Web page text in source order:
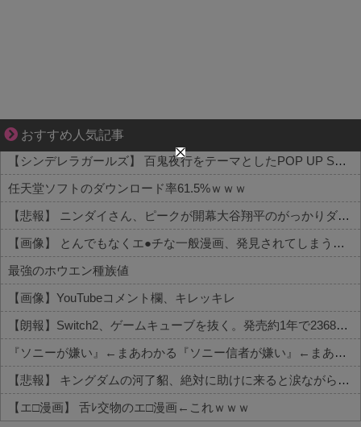
おすすめ人気記事
夫婦なのに、心が一番遠かった日々
【シンデレラガールズ】 百鬼夜行をテーマとしたPOP UP SHOPが東京・大阪にて開催
任天堂ソフトのダウンロード率61.5%ｗｗｗ
【悲報】 ニンダイさん、ピークが開幕大谷翔平のがっかりダイレクトだったと言われてしまう
【画像】 とんでもなくエ●チな一般漫画、発見されてしまう【セッ○ス描写あり】
最強のホウエン種族値
【画像】YouTubeコメント欄、キレッキレ
【朗報】Switch2、ゲームキューブを抜く。発売約1年で2368万台突破
『ソニーが嫌い』←まあわかる『ソニー信者が嫌い』←まあわかる『任天堂信者が嫌い』←まあわかる
【悲報】 キングダムの河了貂、絶対に助けに来ると涙ながらに絶叫したその日の夜に味方を死なせまくる作戦を提案するWWWWWWWWWWWWWWWWWWWWWWWWWWWW
【エ□漫画】 舌ﾚ交物のエ□漫画←これｗｗｗ